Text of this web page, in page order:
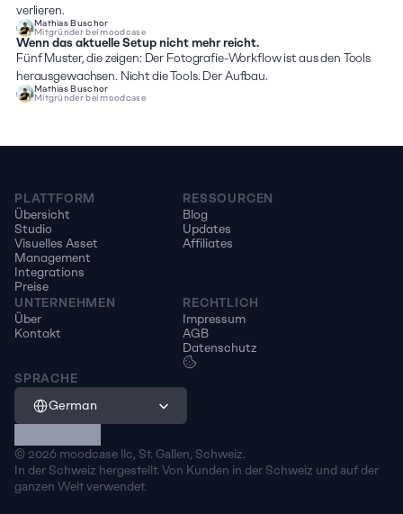
verlieren.
Mathias Buschor
Mitgründer bei moodcase
Wenn das aktuelle Setup nicht mehr reicht.
Fünf Muster, die zeigen: Der Fotografie-Workflow ist aus den Tools
herausgewachsen. Nicht die Tools. Der Aufbau.
Mathias Buschor
Mitgründer bei moodcase
PLATTFORM
Übersicht
Studio
Visuelles Asset
Management
Integrations
Preise
RESSOURCEN
Blog
Updates
Affiliates
UNTERNEHMEN
Über
Kontakt
RECHTLICH
Impressum
AGB
Datenschutz
SPRACHE
Select Language
German
© 2026 moodcase llc, St. Gallen, Schweiz.
In der Schweiz hergestellt. Von Kunden in der Schweiz und auf der
ganzen Welt verwendet.